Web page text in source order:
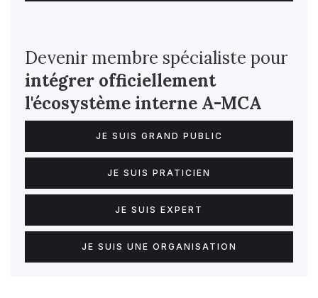
Devenir membre spécialiste pour
intégrer officiellement
l'écosystème interne A-MCA
JE SUIS GRAND PUBLIC
JE SUIS PRATICIEN
JE SUIS EXPERT
JE SUIS UNE ORGANISATION